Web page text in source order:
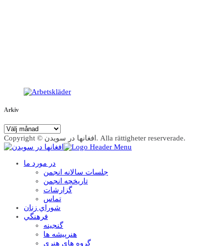
Arkiv
Arkiv
Copyright © افغانها در سویدن. Alla rättigheter reserverade.
در مورد ما
جلسات سالانه انجمن
تاریخچه انجمن
گزارشات
تماس
شوراي زنان
فرهنگي
گنجينه
هنرپيشه ها
گروه هاي هنري